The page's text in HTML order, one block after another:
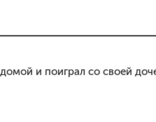
и поиграл со своей